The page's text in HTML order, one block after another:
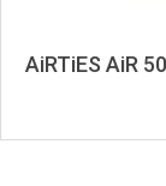
AiRTiES AiR